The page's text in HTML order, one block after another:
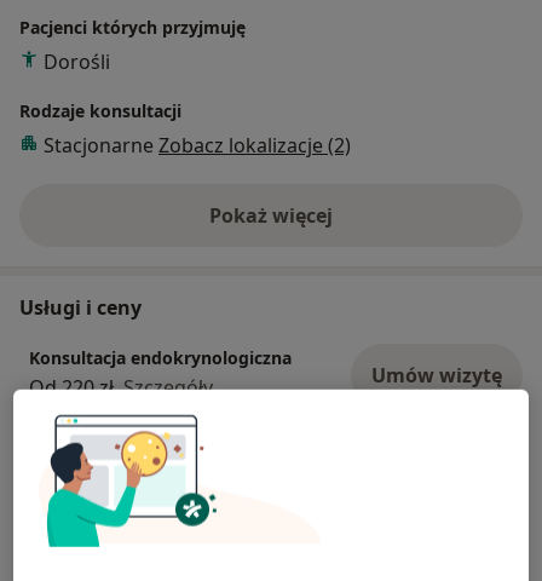
Zapraszam na konsultacje lekarskie w zakresie chorób
wewnętrznych oraz endokrynologicznych.
Pacjenci których przyjmuję
Dorośli
Rodzaje konsultacji
Stacjonarne Zobacz lokalizacje (2)
Pokaż więcejo doświadczeniu
Usługi i ceny
Konsultacja endokrynologiczna
Od 220 zł Szczegóły Umów wizytę
Konsultacja endokrynologiczna +
USG tarczycy
Od 280 zł Szczegóły